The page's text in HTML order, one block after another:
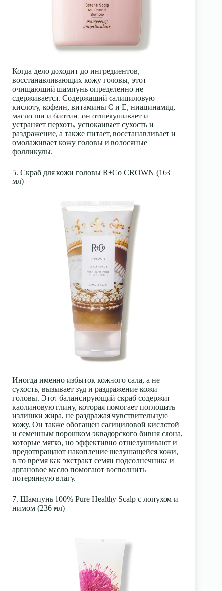
Когда дело доходит до ингредиентов,
восстанавливающих кожу головы, этот
очищающий шампунь определенно не
сдерживается. Содержащий салициловую
кислоту, кофеин, витамины С и Е, ниацинамид,
масло ши и биотин, он отшелушивает и
устраняет перхоть, успокаивает сухость и
раздражение, а также питает, восстанавливает и
омолаживает кожу головы и волосяные
фолликулы.
5. Скраб для кожи головы R+Co CROWN (163
мл)
Иногда именно избыток кожного сала, а не
сухость, вызывает зуд и раздражение кожи
головы. Этот балансирующий скраб содержит
каолиновую глину, которая помогает поглощать
излишки жира, не раздражая чувствительную
кожу. Он также обогащен салициловой кислотой
и семенным порошком эквадорского бивня слона,
которые мягко, но эффективно отшелушивают и
предотвращают накопление шелушащейся кожи,
в то время как экстракт семян подсолнечника и
аргановое масло помогают восполнить
потерянную влагу.
7. Шампунь 100% Pure Healthy Scalp с лопухом и
нимом (236 мл)